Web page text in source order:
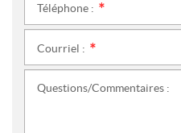
Téléphone :
Courriel :
Questions/Commentaires :